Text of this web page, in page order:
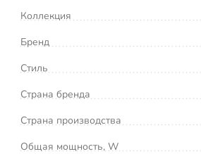
Коллекция
Бренд
Стиль
Страна бренда
Страна производства
Общая мощность, W